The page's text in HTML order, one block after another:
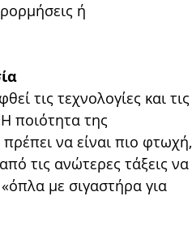
ή
τις τεχνολογίες και τις
ποιότητα της
να είναι πιο φτωχή,
τις ανώτερες τάξεις να
με σιγαστήρα για